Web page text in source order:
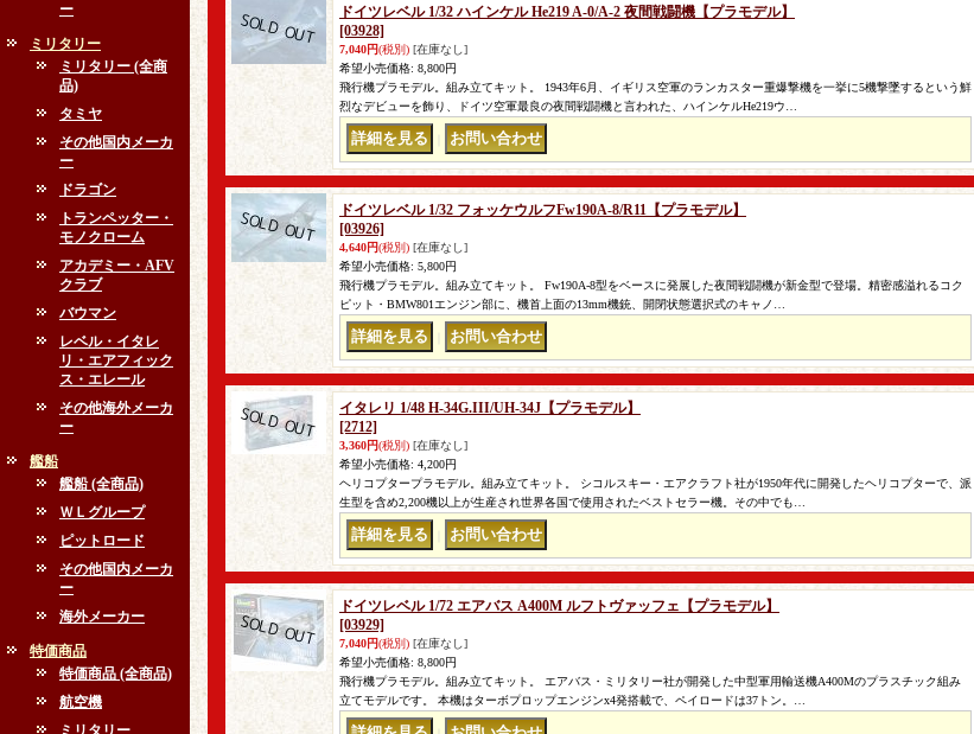
ー
ミリタリー
ミリタリー (全商
品)
タミヤ
その他国内メーカ
ー
ドラゴン
トランペッター・
モノクローム
アカデミー・AFV
クラブ
バウマン
レベル・イタレ
リ・エアフィック
ス・エレール
その他海外メーカ
ー
艦船
艦船 (全商品)
ＷＬグループ
ピットロード
その他国内メーカ
ー
海外メーカー
特価商品
特価商品 (全商品)
航空機
ミリタリー
ドイツレベル 1/32 ハインケル He219 A-0/A-2 夜間戦闘機【プラモデル】
[03928]
7,040円(税別) [在庫なし]
希望小売価格: 8,800円
飛行機プラモデル。組み立てキット。 1943年6月、イギリス空軍のランカスター重爆撃機を一挙に5機撃墜するという鮮
烈なデビューを飾り、ドイツ空軍最良の夜間戦闘機と言われた、ハインケルHe219ウ…
ドイツレベル 1/32 フォッケウルフFw190A-8/R11【プラモデル】
[03926]
4,640円(税別) [在庫なし]
希望小売価格: 5,800円
飛行機プラモデル。組み立てキット。 Fw190A-8型をベースに発展した夜間戦闘機が新金型で登場。精密感溢れるコク
ピット・BMW801エンジン部に、機首上面の13mm機銃、開閉状態選択式のキャノ…
イタレリ 1/48 H-34G.III/UH-34J【プラモデル】
[2712]
3,360円(税別) [在庫なし]
希望小売価格: 4,200円
ヘリコプタープラモデル。組み立てキット。 シコルスキー・エアクラフト社が1950年代に開発したヘリコプターで、派
生型を含め2,200機以上が生産され世界各国で使用されたベストセラー機。その中でも…
ドイツレベル 1/72 エアバス A400M ルフトヴァッフェ【プラモデル】
[03929]
7,040円(税別) [在庫なし]
希望小売価格: 8,800円
飛行機プラモデル。組み立てキット。 エアバス・ミリタリー社が開発した中型軍用輸送機A400Mのプラスチック組み
立てモデルです。 本機はターボプロップエンジンx4発搭載で、ペイロードは37トン。…